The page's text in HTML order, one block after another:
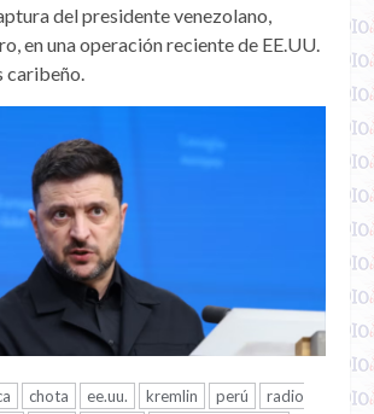
del presidente venezolano,
en una operación reciente de EE.UU.
caribeño.
chota ee.uu. kremlin perú
radio